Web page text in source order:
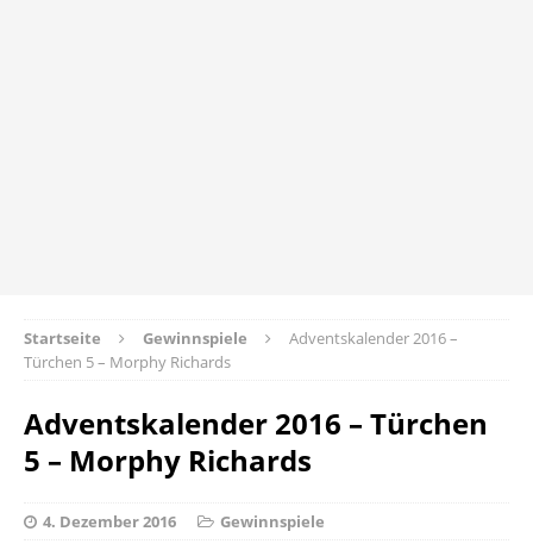
Startseite Gewinnspiele
Adventskalender 2016 –
Türchen 5 – Morphy Richards
Adventskalender 2016 – Türchen
5 – Morphy Richards
4. Dezember 2016 Gewinnspiele